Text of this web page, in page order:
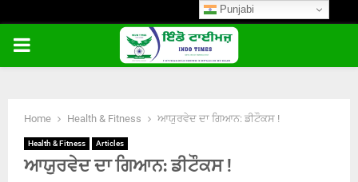
PRIMARY
Home Health & Fitness ਆਯੁਰਵੇਦ ਦਾ ਗਿਆਨ: ਡੀਟੌਕਸ !
Health & Fitness Articles
ਆਯੁਰਵੇਦ ਦਾ ਗਿਆਨ: ਡੀਟੌਕਸ !
Punjabi